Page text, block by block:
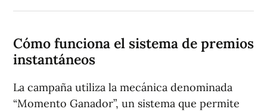
Cómo funciona el sistema de premios
instantáneos
La campaña utiliza la mecánica denominada
“Momento Ganador”, un sistema que permite